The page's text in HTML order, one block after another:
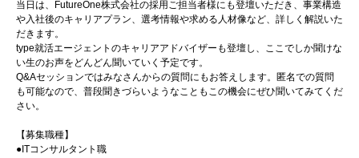
当日は、FutureOne株式会社の採用ご担当者様にも登壇いただき、事業構造
や入社後のキャリアプラン、選考情報や求める人材像など、詳しく解説いた
だきます。
type就活エージェントのキャリアアドバイザーも登壇し、ここでしか聞けな
い生のお声をどんどん聞いていく予定です。
Q&Aセッションではみなさんからの質問にもお答えします。匿名での質問
も可能なので、普段聞きづらいようなこともこの機会にぜひ聞いてみてくだ
さい。
【募集職種】
●ITコンサルタント職